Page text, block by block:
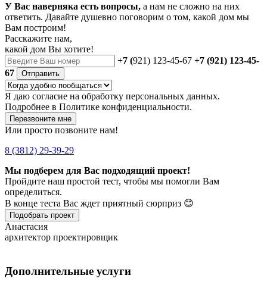
У Вас наверняка есть вопросы, а нам не сложно на них
ответить. Давайте душевно поговорим о том, какой дом мы
Вам построим!
Расскажите нам,
какой дом Вы хотите!
+7 (921) 123-45-67 +7 (921) 123-45-
67
Отправить
Я даю согласие на обработку персональных данных.
Подробнее в Политике конфиденциальности.
Перезвоните мне
Или просто позвоните нам!
8 (3812) 29-39-29
Мы подберем для Вас подходящий проект!
Пройдите наш простой тест, чтобы мы помогли Вам
определиться.
В конце теста Вас ждет приятный сюрприз 😊
Подобрать проект
Анастасия
архитектор проектировщик
Дополнительные услуги